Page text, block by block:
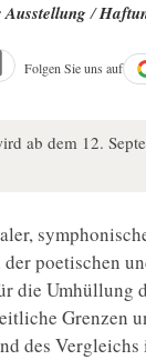
Ausstellung/
Folgen Sie uns auf
ab dem 12.
poetischen
die Umhüllung
Grenzen
des